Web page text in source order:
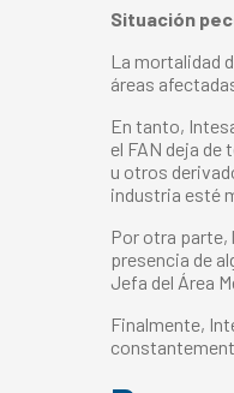
Situación
La mortalidad
áreas
En tanto,
el FAN deja
u otros
industria esté
Por otra parte,
presencia de
Jefa del Área
Finalmente,